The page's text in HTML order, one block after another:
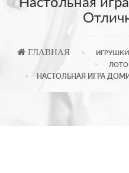
ГЛАВНАЯ
НАСТОЛЬНАЯ ИГРА